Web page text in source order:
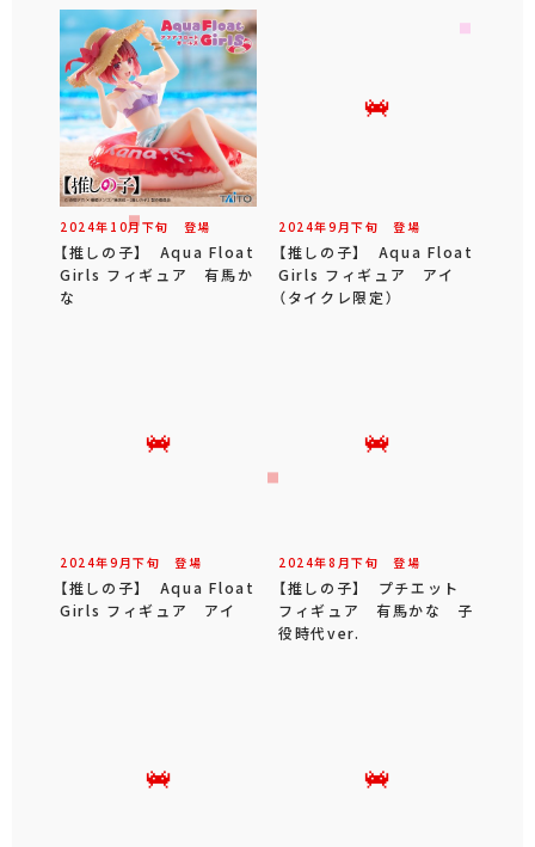
2024年 10月下旬 登場
【推しの子】 Aqua Float
Girls フィギュア 有馬か
な
2024年9 月下旬 登場
【推しの子】 Aqua Float
Girls フィギュア アイ
（タイクレ限定）
2024年9 月下旬 登場
【推しの子】 Aqua Float
Girls フィギュア アイ
2024年8 月下旬 登場
【推しの子】 プチエット
フィギュア 有馬かな 子
役時代ver.